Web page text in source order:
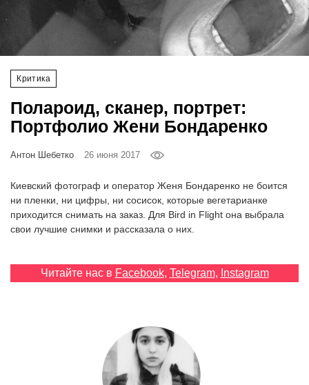
Критика
Полароид, сканер, портрет:
Портфолио Жени Бондаренко
Антон Шебетко 26 июня 2017
Киевский фотограф и оператор Женя Бондаренко не боится
ни пленки, ни цифры, ни сосисок, которые вегетарианке
приходится снимать на заказ. Для Bird in Flight она выбрала
свои лучшие снимки и рассказала о них.
Читайте нас в Facebook, Telegram, Instagram